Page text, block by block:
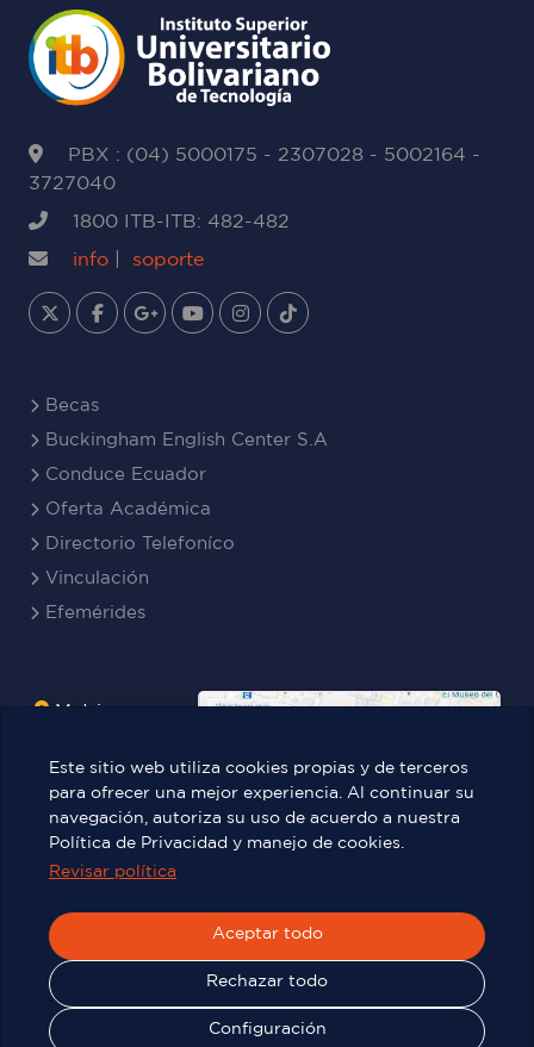
PBX : (04) 5000175 - 2307028 - 5002164 -
3727040
1800 ITB-ITB: 482-482
info
soporte
Becas
Buckingham English Center S.A
Conduce Ecuador
Oferta Académica
Directorio Telefoníco
Vinculación
Efemérides
Matriz
Rocafuerte
Teresa
Benites Ayala
Carbo.
Este sitio web utiliza cookies propias y de terceros
para ofrecer una mejor experiencia. Al continuar su
navegación, autoriza su uso de acuerdo a nuestra
Política de Privacidad y manejo de cookies.
Revisar política
Aceptar todo
Rechazar todo
Configuración